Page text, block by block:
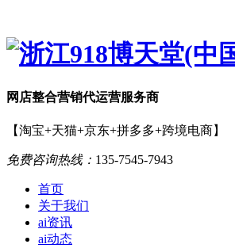
网店整合营销代运营服务商
【淘宝+天猫+京东+拼多多+跨境电商】
免费咨询热线： 135-7545-7943
首页
关于我们
ai资讯
ai动态